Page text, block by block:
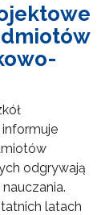
odgrywają
latach